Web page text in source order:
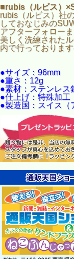
■rubis（ルビス）
rubis（ルビス）社
しておなじみの
アフターフォロー
美しく洗練された
内で行っておりま
●サイズ：96mm
●重さ：12g
●素材：ステンレス
●仕上げ：特殊加工
●製造国：スイス（